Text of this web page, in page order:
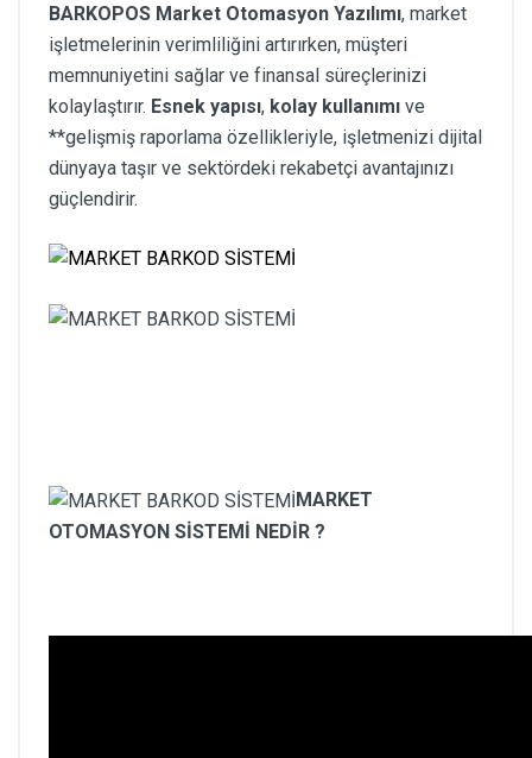
BARKOPOS Market Otomasyon Yazılımı, market
işletmelerinin verimliliğini artırırken, müşteri
memnuniyetini sağlar ve finansal süreçlerinizi
kolaylaştırır. Esnek yapısı, kolay kullanımı ve
**gelişmiş raporlama özellikleriyle, işletmenizi dijital
dünyaya taşır ve sektördeki rekabetçi avantajınızı
güçlendirir.
MARKET
OTOMASYON SİSTEMİ NEDİR ?